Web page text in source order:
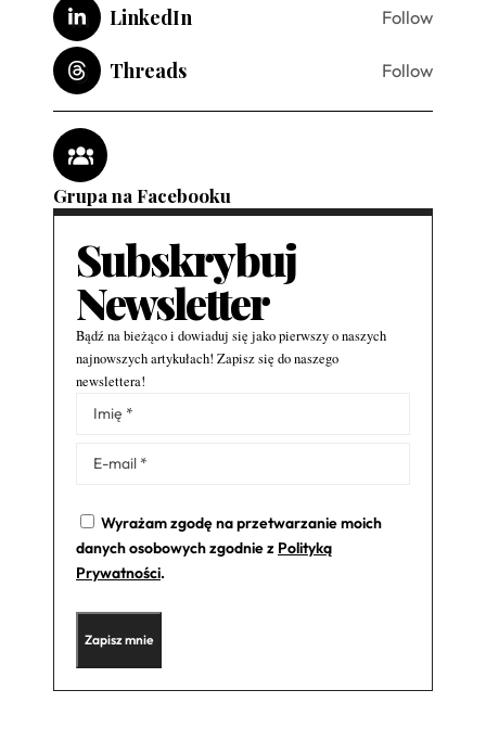
LinkedIn Follow
Threads Follow
Grupa na Facebooku
Subskrybuj
Newsletter
Bądź na bieżąco i dowiaduj się jako pierwszy o naszych
najnowszych artykułach! Zapisz się do naszego
newslettera!
Wyrażam zgodę na przetwarzanie moich
danych osobowych zgodnie z Polityką
Prywatności.
Alternative: